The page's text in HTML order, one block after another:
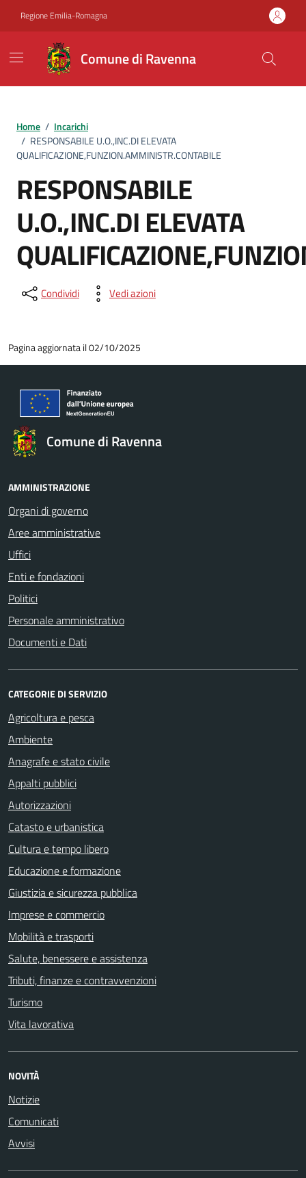
Regione Emilia-Romagna
Comune di Ravenna
Home / Incarichi
/ RESPONSABILE U.O.,INC.DI ELEVATA
QUALIFICAZIONE,FUNZION.AMMINISTR.CONTABILE
RESPONSABILE
U.O.,INC.DI ELEVATA
Condividi Vedi azioni
Pagina aggiornata il 02/10/2025
Comune di Ravenna
AMMINISTRAZIONE
Organi di governo
Aree amministrative
Uffici
Enti e fondazioni
Politici
Personale amministrativo
Documenti e Dati
CATEGORIE DI SERVIZIO
Agricoltura e pesca
Ambiente
Anagrafe e stato civile
Appalti pubblici
Autorizzazioni
Catasto e urbanistica
Cultura e tempo libero
Educazione e formazione
Giustizia e sicurezza pubblica
Imprese e commercio
Mobilità e trasporti
Salute, benessere e assistenza
Tributi, finanze e contravvenzioni
Turismo
Vita lavorativa
NOVITÀ
Notizie
Comunicati
Avvisi